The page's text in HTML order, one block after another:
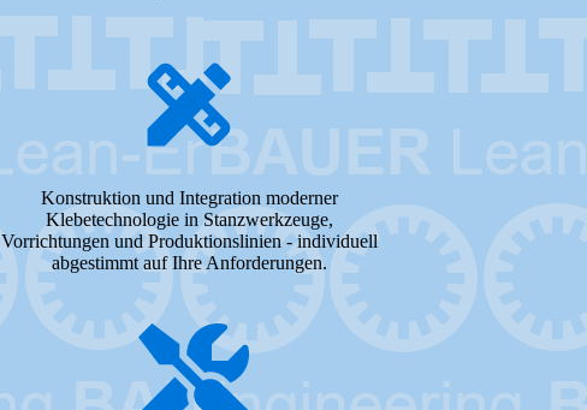
Konstruktion und Integration moderner
Klebetechnologie in Stanzwerkzeuge,
Vorrichtungen und Produktionslinien - individuell
abgestimmt auf Ihre Anforderungen.